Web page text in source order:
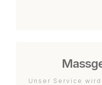
Unser Service